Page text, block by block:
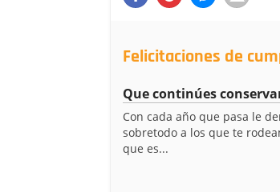
Felicitaciones de
Que continúes
Con cada año que pasa le
sobretodo a los que te
que es...